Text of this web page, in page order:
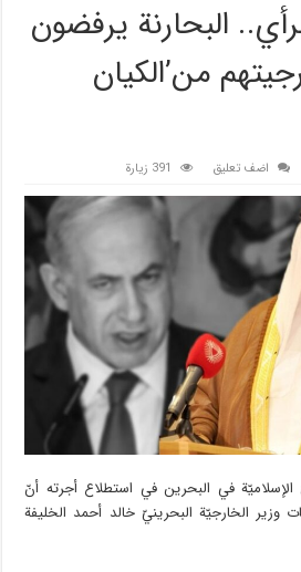
البحارنة يرفضون
من’الكيان
اضف تعليق 391 زيارة
في البحرين في استطلاع أجرته أنّ
الخارجيّة البحرينيّ خالد أحمد الخليفة